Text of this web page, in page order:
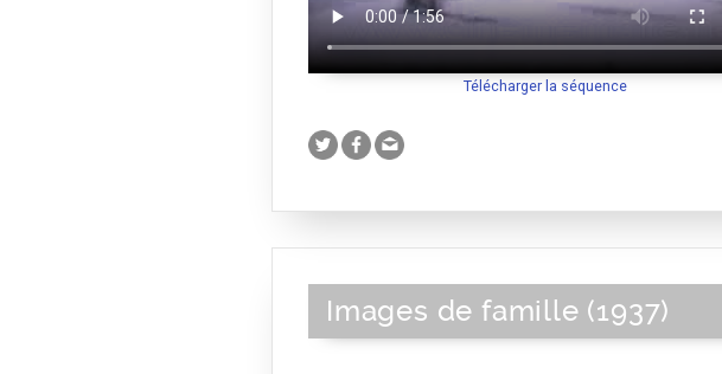
Télécharger la séquence
Images de famille (1937)